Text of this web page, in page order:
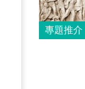
專題推介